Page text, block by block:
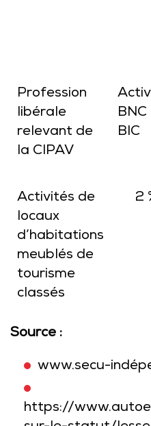
Profession
libérale
relevant de
la CIPAV
BNC
BIC
Activités de
locaux
d’habitations
meublés de
tourisme
classés
2
Source :
www.secu-
https://